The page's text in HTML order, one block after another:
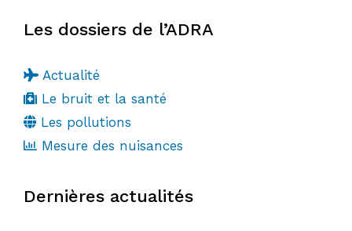
Les dossiers de l’ADRA
Actualité
Le bruit et la santé
Les pollutions
Mesure des nuisances
Dernières actualités